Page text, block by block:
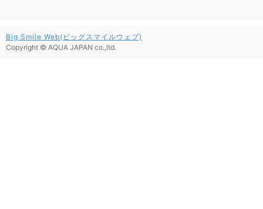
Big Smile Web(ビッグスマイルウェブ)
Copyright © AQUA JAPAN co.,ltd.